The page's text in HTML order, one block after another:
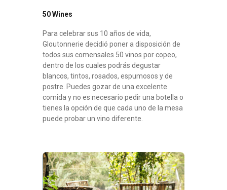
50 Wines
Para celebrar sus 10 años de vida,
Gloutonnerie decidió poner a disposición de
todos sus comensales 50 vinos por copeo,
dentro de los cuales podrás degustar
blancos, tintos, rosados, espumosos y de
postre. Puedes gozar de una excelente
comida y no es necesario pedir una botella o
tienes la opción de que cada uno de la mesa
puede probar un vino diferente.